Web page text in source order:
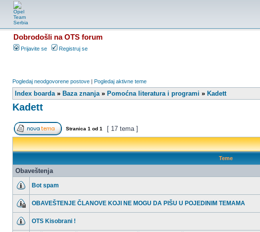
Dobrodošli na OTS forum
Prijavite se Registruj se
Pogledaj neodgovorene postove | Pogledaj aktivne teme
Index boarda» Baza znanja» Pomoćna literatura i programi » Kadett
Kadett
Stranica 1 od 1 [ 17 tema ]
Teme
Obaveštenja
Bot spam
OBAVEŠTENJE ČLANOVE KOJI NE MOGU DA PIŠU U POJEDINIM TEMAMA
OTS Kisobrani !